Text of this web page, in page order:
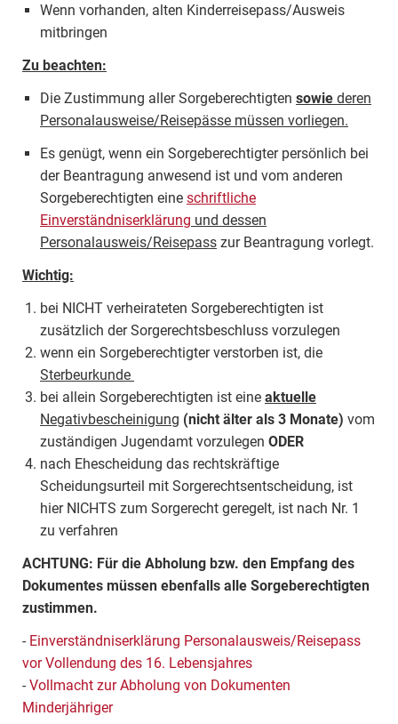
Wenn vorhanden, alten Kinderreisepass/Ausweis
mitbringen
Zu beachten:
Die Zustimmung aller Sorgeberechtigten sowie deren
Personalausweise/Reisepässe müssen vorliegen.
Es genügt, wenn ein Sorgeberechtigter persönlich bei
der Beantragung anwesend ist und vom anderen
Sorgeberechtigten eine schriftliche
Einverständniserklärung und dessen
Personalausweis/Reisepass zur Beantragung vorlegt.
Wichtig:
bei NICHT verheirateten Sorgeberechtigten ist
zusätzlich der Sorgerechtsbeschluss vorzulegen
wenn ein Sorgeberechtigter verstorben ist, die
Sterbeurkunde
bei allein Sorgeberechtigten ist eine aktuelle
Negativbescheinigung (nicht älter als 3 Monate) vom
zuständigen Jugendamt vorzulegen ODER
nach Ehescheidung das rechtskräftige
Scheidungsurteil mit Sorgerechtsentscheidung, ist
hier NICHTS zum Sorgerecht geregelt, ist nach Nr. 1
zu verfahren
ACHTUNG: Für die Abholung bzw. den Empfang des
Dokumentes müssen ebenfalls alle Sorgeberechtigten
zustimmen.
- Einverständniserklärung Personalausweis/Reisepass
vor Vollendung des 16. Lebensjahres
- Vollmacht zur Abholung von Dokumenten
Minderjähriger